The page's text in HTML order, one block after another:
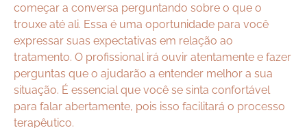
começar a conversa perguntando sobre o que o
trouxe até ali. Essa é uma oportunidade para você
expressar suas expectativas em relação ao
tratamento. O profissional irá ouvir atentamente e fazer
perguntas que o ajudarão a entender melhor a sua
situação. É essencial que você se sinta confortável
para falar abertamente, pois isso facilitará o processo
terapêutico.